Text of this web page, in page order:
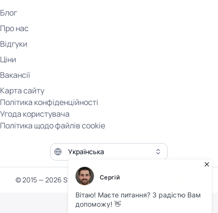
Блог
Про нас
Відгуки
Ціни
Вакансії
Карта сайту
Політика конфіденційності
Угода користувача
Політика щодо файлів cookie
Мова сайту
© 2015 — 2026 Student Help. Всі права захищені